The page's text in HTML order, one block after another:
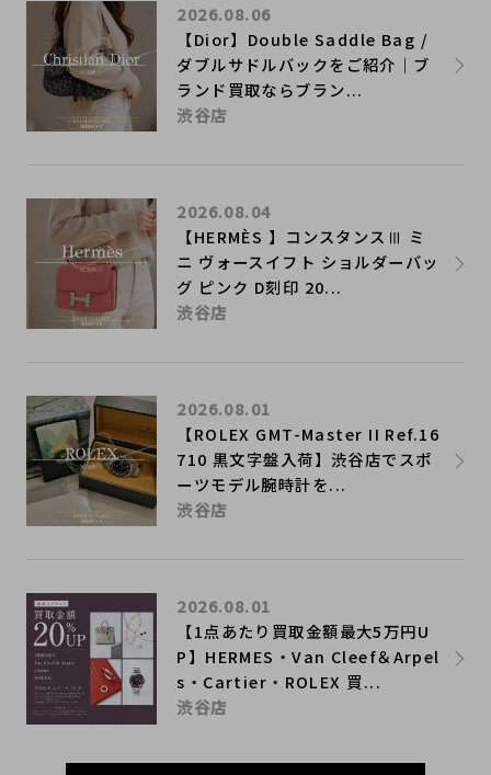
【Dior】Double Saddle Bag /
ダブルサドルバックをご紹介｜ブ
ランド買取ならブラン...
2026.08.06
渋谷店
【HERMÈS 】コンスタンスⅢ ミ
ニ ヴォースイフト ショルダーバッ
グ ピンク D刻印 20...
2026.08.04
渋谷店
【ROLEX GMT-Master II Ref.16
710 黒文字盤入荷】渋谷店でスポ
ーツモデル腕時計を...
2026.08.01
渋谷店
【1点あたり買取金額最大5万円U
P】HERMES・Van Cleef＆Arpel
s・Cartier・ROLEX 買...
2026.08.01
渋谷店